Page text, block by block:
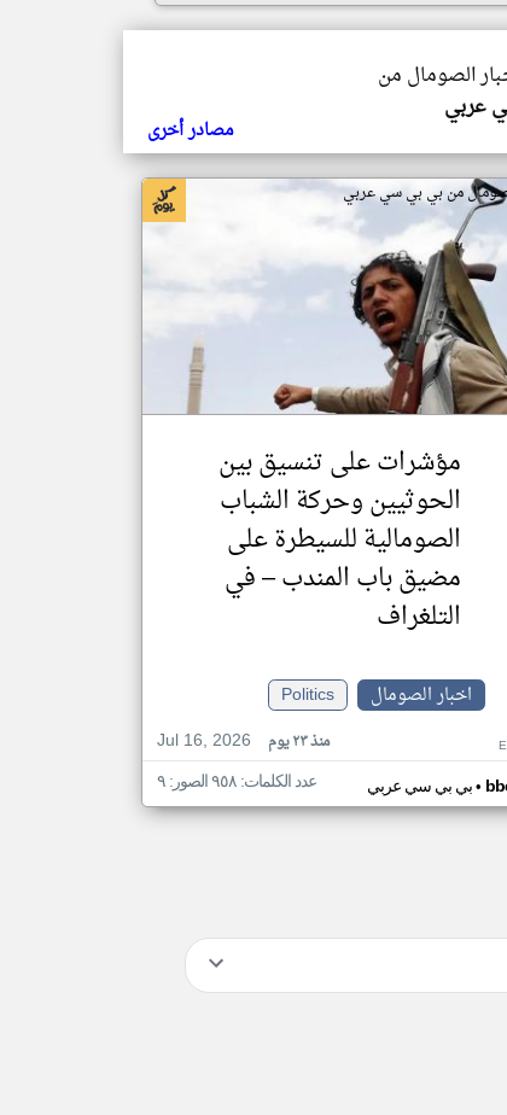
الصومال من
عربي
مصادر أخرى
من بي بي سي عربي
مؤشرات على تنسيق بين
الحوثيين وحركة الشباب
الصومالية للسيطرة على
مضيق باب المندب – في
التلغراف
اخبار الصومال
Politics
Jul 16, 2026
منذ ٢٣ يوم
بي بي سي عربي• عدد الكلمات: ٩٥٨ الصور: ٩